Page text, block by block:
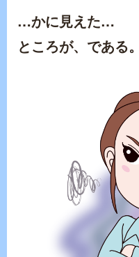
…かに見えた…
ところが、である。